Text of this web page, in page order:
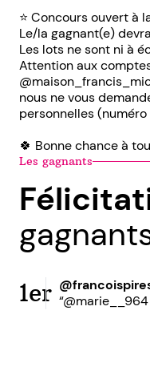
⭐️ Concours ouvert à
Le/la gagnant(e)
Les lots ne sont ni à
Attention aux
nous ne vous
personnelles
🍀 Bonne chance à
Les gagnants
1er